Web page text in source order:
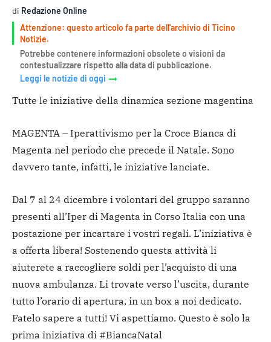
di Redazione Online
Attenzione: questo articolo fa parte dell'archivio di Ticino
Notizie.
Potrebbe contenere informazioni obsolete o visioni da
contestualizzare rispetto alla data di pubblicazione.
Leggi le notizie di oggi
Tutte le iniziative della dinamica sezione magentina
MAGENTA – Iperattivismo per la Croce Bianca di
Magenta nel periodo che precede il Natale. Sono
davvero tante, infatti, le iniziative lanciate.
Dal 7 al 24 dicembre i volontari del gruppo saranno
presenti all’Iper di Magenta in Corso Italia con una
postazione per incartare i vostri regali. L’iniziativa è
a offerta libera! Sostenendo questa attività li
aiuterete a raccogliere soldi per l’acquisto di una
nuova ambulanza. Li trovate verso l’uscita, durante
tutto l’orario di apertura, in un box a noi dedicato.
Fatelo sapere a tutti! Vi aspettiamo. Questo è solo la
prima iniziativa di #BiancaNatal